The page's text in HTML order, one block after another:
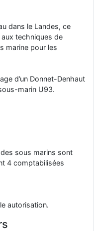
dans le Landes, ce
techniques de
marine pour les
d’un Donnet-Denhaut
marin U93.
sous marins sont
4 comptabilisées
autorisation.